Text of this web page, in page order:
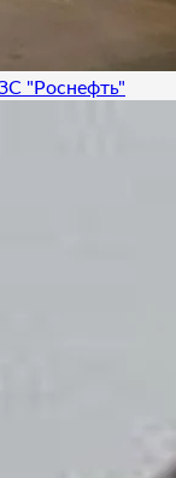
"Роснефть"